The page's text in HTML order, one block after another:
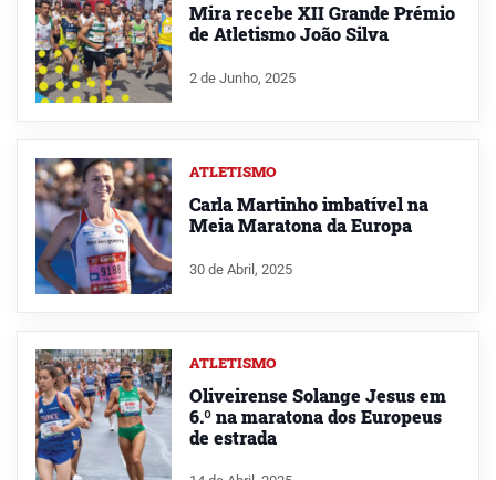
Mira recebe XII Grande Prémio
de Atletismo João Silva
2 de Junho, 2025
ATLETISMO
Carla Martinho imbatível na
Meia Maratona da Europa
30 de Abril, 2025
ATLETISMO
Oliveirense Solange Jesus em
6.º na maratona dos Europeus
de estrada